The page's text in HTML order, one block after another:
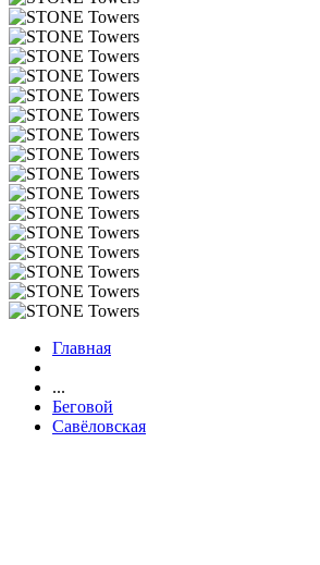
Главная
...
Беговой
Савёловская